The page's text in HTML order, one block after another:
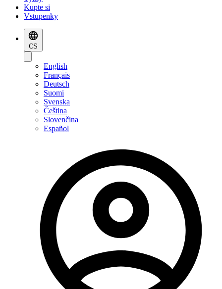
Kupte si
Vstupenky
CS
English
Français
Deutsch
Suomi
Svenska
Čeština
Slovenčina
Español